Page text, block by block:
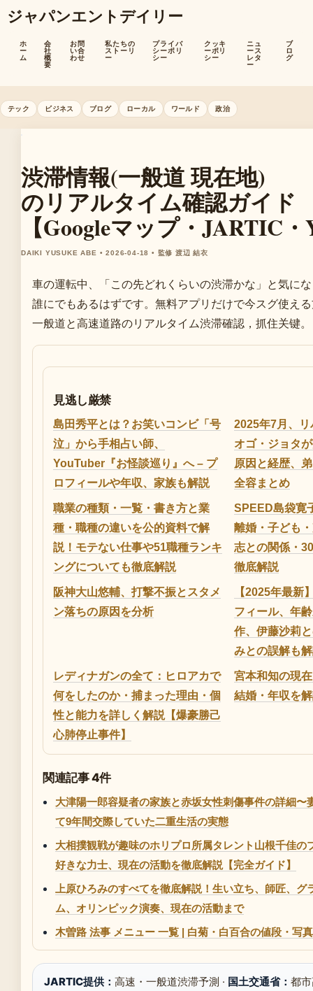
ジャパンエントデイリー
ホ
ー
ム
会
社
概
要
お問
い合
わせ
私たちの
ストーリ
ー
プライバ
シーポリ
シー
クッキ
ーポリ
シー
ニュ
ース
レタ
ー
ブ
ロ
グ
テック ビジネス ブログ ローカル ワールド 政治
渋滞情報(一般道 現在地)
のリアルタイム確認ガイド
【Googleマップ・JARTIC
DAIKI YUSUKE ABE • 2026-04-18 • 監修 渡辺 結衣
車の運転中、「この先どれくらいの渋滞かな」と気に
誰にでもあるはずです。無料アプリだけで今スグ使え
一般道と高速道路のリアルタイム渋滞確認，抓住关键。
見逃し厳禁
島田秀平とは？お笑いコンビ「号
泣」から手相占い師、
YouTuber『お怪談巡り』へ – プ
ロフィールや年収、家族も解説
2025年7月、
オゴ・ジョタ
原因と経歴、
全容まとめ
職業の種類・一覧・書き方と業
種・職種の違いを公的資料で解
説！モテない仕事や51職種ランキ
ングについても徹底解説
SPEED島袋寛
離婚・子ども
志との関係・
徹底解説
阪神大山悠輔、打撃不振とスタメ
ン落ちの原因を分析
【2025年最新
フィール、年
作、伊藤沙莉
みとの誤解も
レディナガンの全て：ヒロアカで
何をしたのか・捕まった理由・個
性と能力を詳しく解説【爆豪勝己
心肺停止事件】
宮本和知の現
結婚・年収を
関連記事 4件
大津陽一郎容疑者の家族と赤坂女性刺傷事件の詳細〜
て9年間交際していた二重生活の実態
大相撲観戦が趣味のホリプロ所属タレント山根千佳の
好きな力士、現在の活動を徹底解説【完全ガイド】
上原ひろみのすべてを徹底解説！生い立ち、師匠、グ
ム、オリンピック演奏、現在の活動まで
木曽路 法事 メニュー 一覧 | 白菊・白百合の値段・写
JARTIC提供： 高速・一般道渋滞予測 · 国土交通省： 都